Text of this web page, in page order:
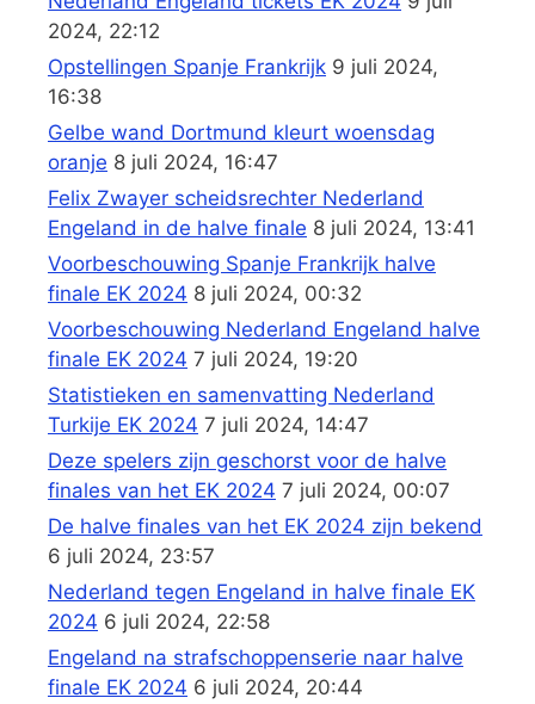
2024, 22:12
Opstellingen Spanje Frankrijk 9 juli 2024,
16:38
Gelbe wand Dortmund kleurt woensdag
oranje 8 juli 2024, 16:47
Felix Zwayer scheidsrechter Nederland
Engeland in de halve finale 8 juli 2024, 13:41
Voorbeschouwing Spanje Frankrijk halve
finale EK 2024 8 juli 2024, 00:32
Voorbeschouwing Nederland Engeland halve
finale EK 2024 7 juli 2024, 19:20
Statistieken en samenvatting Nederland
Turkije EK 2024 7 juli 2024, 14:47
Deze spelers zijn geschorst voor de halve
finales van het EK 2024 7 juli 2024, 00:07
De halve finales van het EK 2024 zijn bekend
6 juli 2024, 23:57
Nederland tegen Engeland in halve finale EK
2024 6 juli 2024, 22:58
Engeland na strafschoppenserie naar halve
finale EK 2024 6 juli 2024, 20:44